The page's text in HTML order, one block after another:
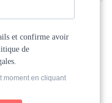
avec sa
(re)nouer avec